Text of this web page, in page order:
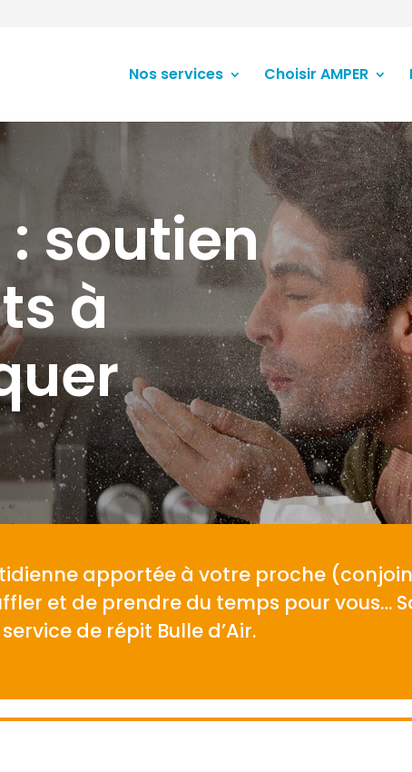
Nos services Choisir AMPER
: soutien
à
apportée à votre proche
et de prendre du temps pour vous…
de répit Bulle d’Air.